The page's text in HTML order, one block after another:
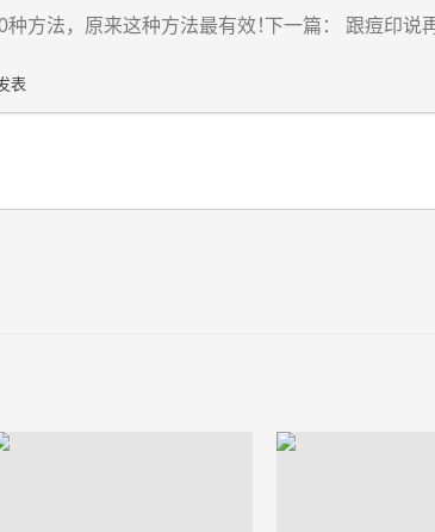
种方法，原来这种方法最有效！下一篇： 跟痘印说
表